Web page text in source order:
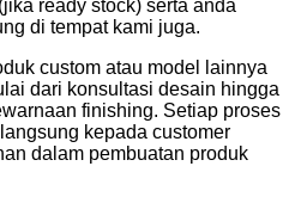
ready stock) serta anda
di tempat kami juga.
custom atau model lainnya
dari konsultasi desain hingga
finishing. Setiap proses
kepada customer
dalam pembuatan produk